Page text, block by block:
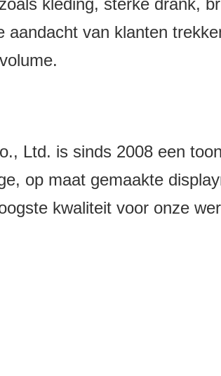
van klanten
Ltd. is sinds 2008 een
op maat gemaakte
kwaliteit voor onze